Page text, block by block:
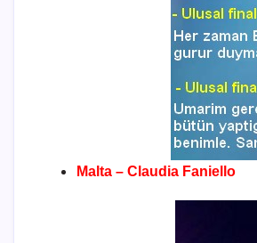
Malta – Claudia Faniello